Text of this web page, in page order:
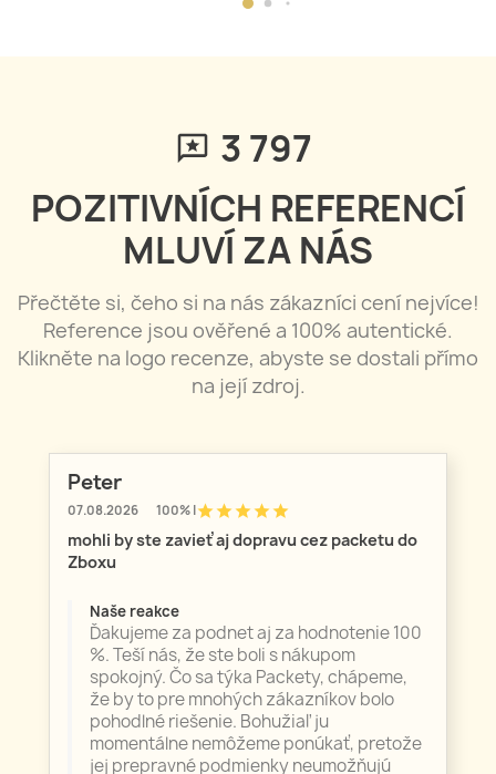
3 797
POZITIVNÍCH REFERENCÍ
MLUVÍ ZA NÁS
Přečtěte si, čeho si na nás zákazníci cení nejvíce!
Reference jsou ověřené a 100% autentické.
Klikněte na logo recenze, abyste se dostali přímo
na její zdroj.
Peter
07.08.2026 100% |starstarstarstarstar
mohli by ste zavieť aj dopravu cez packetu do
Zboxu
Naše reakce
Ďakujeme za podnet aj za hodnotenie 100
%. Teší nás, že ste boli s nákupom
spokojný. Čo sa týka Packety, chápeme,
že by to pre mnohých zákazníkov bolo
pohodlné riešenie. Bohužiaľ ju
momentálne nemôžeme ponúkať, pretože
jej prepravné podmienky neumožňujú